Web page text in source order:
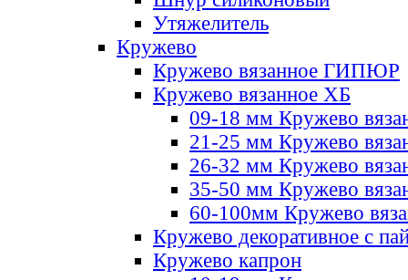
Утяжелитель
Кружево
Кружево вязанное ГИПЮР
Кружево вязанное ХБ
09-18 мм Кружево
21-25 мм Кружево
26-32 мм Кружево
35-50 мм Кружево
60-100мм Кружево
Кружево декоративное с
Кружево капрон